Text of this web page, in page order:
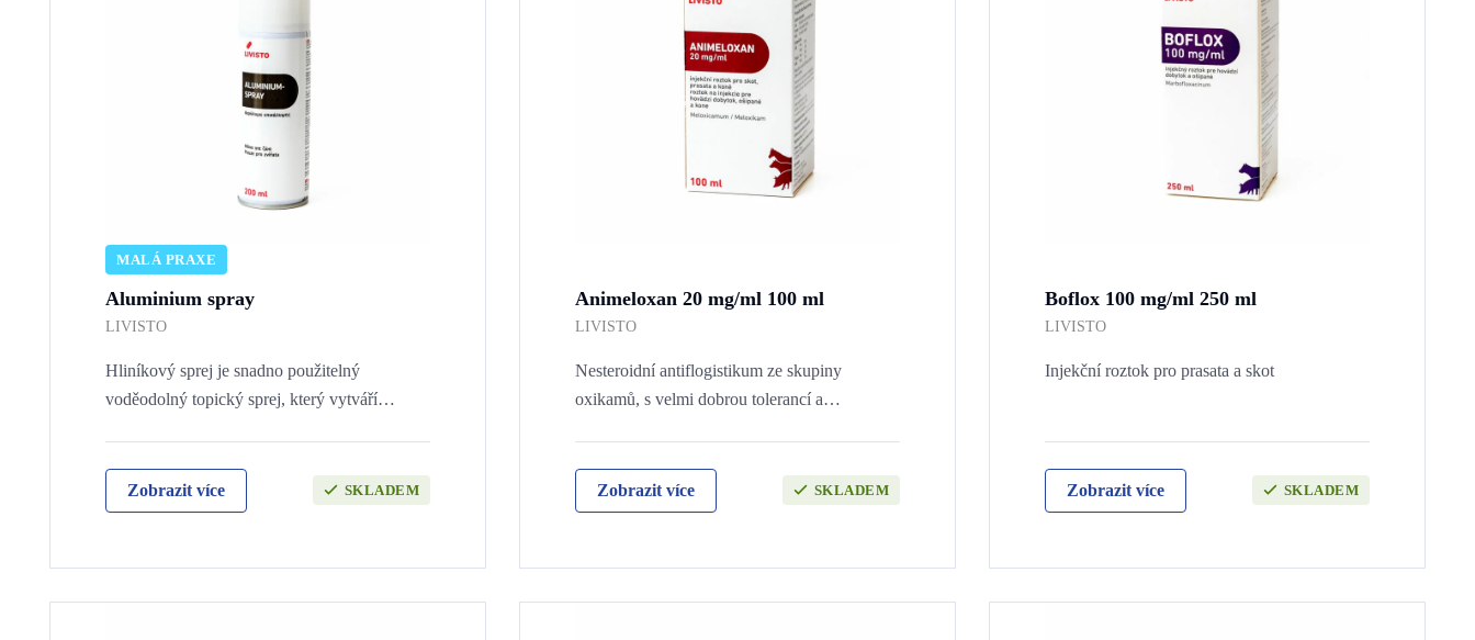
MALÁ PRAXE
Aluminium spray
LIVISTO
Hliníkový sprej je snadno použitelný
voděodolný topický sprej, který vytváří…
Zobrazit více SKLADEM
Animeloxan 20 mg/ml 100 ml
LIVISTO
Nesteroidní antiflogistikum ze skupiny
oxikamů, s velmi dobrou tolerancí a…
Zobrazit více SKLADEM
Boflox 100 mg/ml 250 ml
LIVISTO
Injekční roztok pro prasata a skot
Zobrazit více SKLADEM